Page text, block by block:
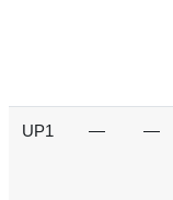
UP1 — —